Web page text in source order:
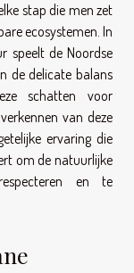
stap die men zet
ecosystemen. In
speelt de Noordse
de delicate balans
schatten voor
van deze
ervaring die
om de natuurlijke
en te